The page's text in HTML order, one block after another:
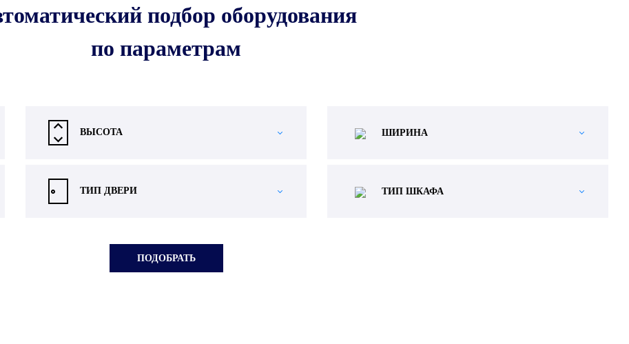
подбор оборудования
по параметрам
ВЫСОТА ШИРИНА
ТИП ДВЕРИ ТИП ШКАФА